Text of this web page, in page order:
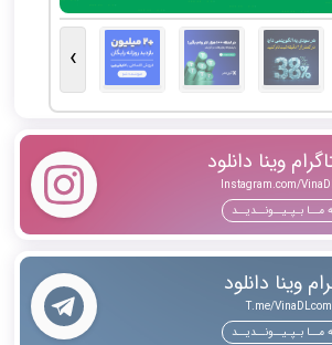
›
وینا دانلود
Instagram.com/
مــا بـپـیــونــدیــد
وینا دانلود
T.me/VinaDLcom
مــا بـپـیــونــدیــد